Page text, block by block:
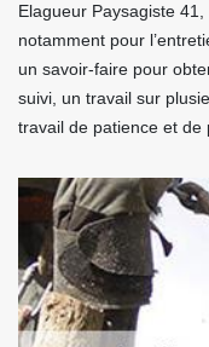
Elagueur Paysagiste
notamment pour
un savoir-faire pour
suivi, un travail sur
travail de patience et de